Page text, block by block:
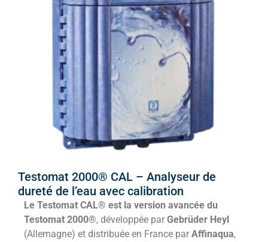
Testomat 2000® CAL – Analyseur de
dureté de l’eau avec calibration
Le Testomat CAL® est la version avancée du
Testomat 2000®, développée par Gebrüder Heyl
(Allemagne) et distribuée en France par Affinaqua,